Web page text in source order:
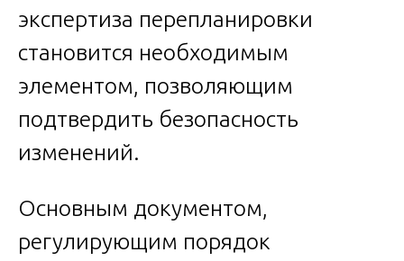
экспертиза перепланировки
становится необходимым
элементом, позволяющим
подтвердить безопасность
изменений.
Основным документом,
регулирующим порядок